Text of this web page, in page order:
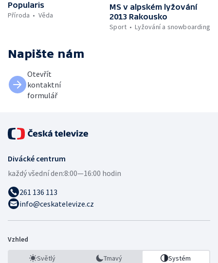
Popularis
Příroda
Věda
MS v alpském lyžování
2013 Rakousko
Sport
Lyžování a snowboarding
Napište nám
Otevřít
kontaktní
formulář
Divácké centrum
každý všední den:8:00—16:00 hodin
261 136 113
info@ceskatelevize.cz
Vzhled
Světlý Tmavý Systém